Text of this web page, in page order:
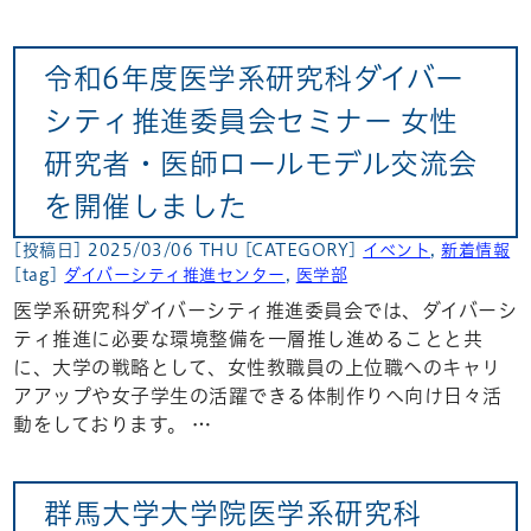
令和6年度医学系研究科ダイバー
シティ推進委員会セミナー 女性
研究者・医師ロールモデル交流会
を開催しました
[投稿日] 2025/03/06 THU [CATEGORY] イベント ,新着情報
[tag] ダイバーシティ推進センター , 医学部
医学系研究科ダイバーシティ推進委員会では、ダイバーシ
ティ推進に必要な環境整備を一層推し進めることと共
に、大学の戦略として、女性教職員の上位職へのキャリ
アアップや女子学生の活躍できる体制作りへ向け日々活
動をしております。 …
群馬大学大学院医学系研究科